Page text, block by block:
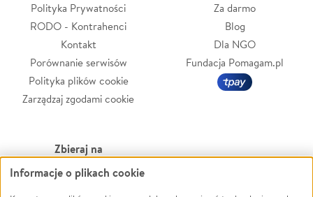
Polityka Prywatności
RODO - Kontrahenci
Kontakt
Porównanie serwisów
Polityka plików cookie
Zarządzaj zgodami cookie
Za darmo
Blog
Dla NGO
Fundacja Pomagam.pl
Zbieraj na
Leczenie
Informacje o plikach cookie